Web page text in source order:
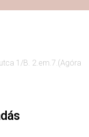
1/B. 2.em.7.(Agóra